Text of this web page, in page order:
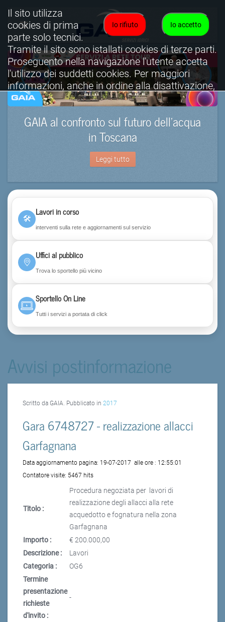
GAIA al confronto sul futuro dell’acqua
in Toscana
Leggi tutto
🛠
Lavori in corso
interventi sulla rete e aggiornamenti sul servizio
Uffici al pubblico
Trova lo sportello più vicino
Sportello On Line
Tutti i servizi a portata di click
Avvisi postinformazione
Scritto da GAIA. Pubblicato in 2017
Gara 6748727 - realizzazione allacci
Garfagnana
Data aggiornamento pagina: 19-07-2017 alle ore : 12:55:01
Contatore visite: 5467 hits
Titolo :
Procedura negoziata per lavori di
realizzazione degli allacci alla rete
acquedotto e fognatura nella zona
Garfagnana
Importo :
€ 200.000,00
Descrizione :
Lavori
Categoria :
OG6
Termine
presentazione
richieste
d'invito :
-
Io accetto
Io rifiuto
Il sito utilizza
cookies di prima
parte solo tecnici.
Tramite il sito sono istallati cookies di terze parti.
Proseguento nella navigazione l'utente accetta
l'utilizzo dei suddetti cookies. Per maggiori
informazioni, anche in ordine alla disattivazione,
è possibile consultare l'informativa cookies
completa.
Visualizza informativa completa.